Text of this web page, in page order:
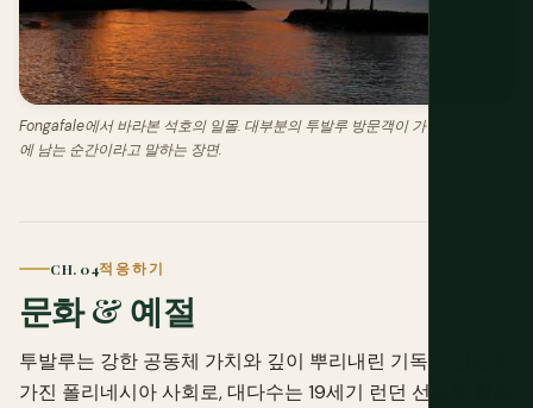
Fongafale에서 바라본 석호의 일몰. 대부분의 투발루 방문객이 가장 오래 기억
에 남는 순간이라고 말하는 장면.
CH. 04적응하기
문화 & 예절
투발루는 강한 공동체 가치와 깊이 뿌리내린 기독교 신앙을
가진 폴리네시아 사회로, 대다수는 19세기 런던 선교회 활동